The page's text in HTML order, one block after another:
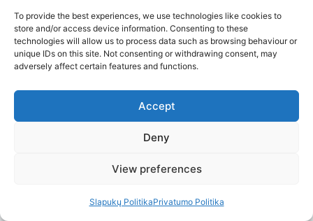
To provide the best experiences, we use technologies like cookies to
store and/or access device information. Consenting to these
technologies will allow us to process data such as browsing behaviour or
unique IDs on this site. Not consenting or withdrawing consent, may
adversely affect certain features and functions.
Accept
Deny
View preferences
Slapukų PolitikaPrivatumo Politika
musių: kas veikia geriausiai
kartu?
Geriausi rezultatai atsiranda ne iš vienos
priemonės, o iš derinio. Pipirmėtė, bazilikas ar
levanda sukuria nepalankų kvapų foną, o švara
ir fizinės kliūtys neleidžia musėms įsitvirtinti.
Veiksmingas derinys namams
Praktiškai gerai veikia toks planas: